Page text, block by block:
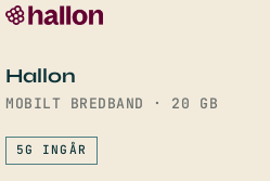
Hallon
MOBILT BREDBAND · 20 GB
5G INGÅR